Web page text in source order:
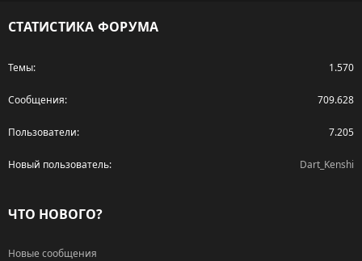
СТАТИСТИКА ФОРУМА
Темы 1.570
Сообщения 709.628
Пользователи 7.205
Новый пользователь Dart_Kenshi
ЧТО НОВОГО?
Новые сообщения